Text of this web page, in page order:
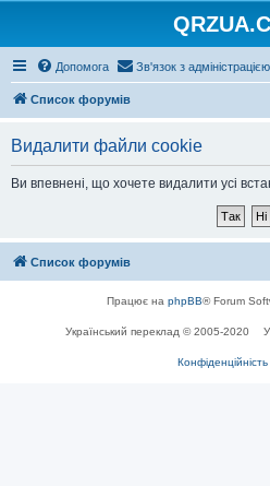
Допомога Зв'язок з адміністрацією
Список форумів
Видалити файли cookie
Ви впевнені, що хочете видалити усі
Список форумів
Працює на phpBB® Forum
Український переклад © 2005-2020
Конфіденційність